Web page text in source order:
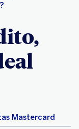
Mastercard